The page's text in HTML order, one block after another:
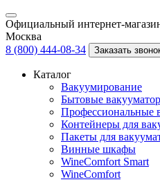
Официальный интернет-
Москва
8 (800) 444-08-34
Заказать
Каталог
Вакуумирование
Бытовые
Профессиональные
Контейнеры для
Пакеты для
Винные шкафы
WineComfort Smart
WineComfort